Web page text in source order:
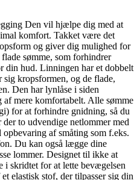
Den vil hjælpe dig med at
komfort. Takket være det
og giver dig mulighed for
sømme, som forhindrer
din hud. Linningen har et dobbelt
sig kropsformen, og de flade,
Den har lynlåse i siden
mere komfortabelt. Alle sømme
for at forhindre gnidning, så du
to udvendige netlommer med
af småting som f.eks.
Du kan også lægge dine
lommer. Designet til ikke at
i skridtet for at lette bevægelsen
elastisk stof, der tilpasser sig din